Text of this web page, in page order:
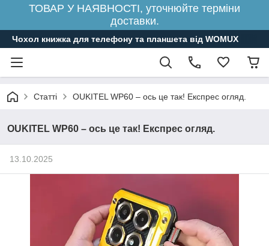
ТОВАР У НАЯВНОСТІ, уточнюйте терміни
доставки.
Чохол книжка для телефону та планшета від WOMUX
Статті OUKITEL WP60 – ось це так! Експрес огляд.
OUKITEL WP60 – ось це так! Експрес огляд.
13.10.2025